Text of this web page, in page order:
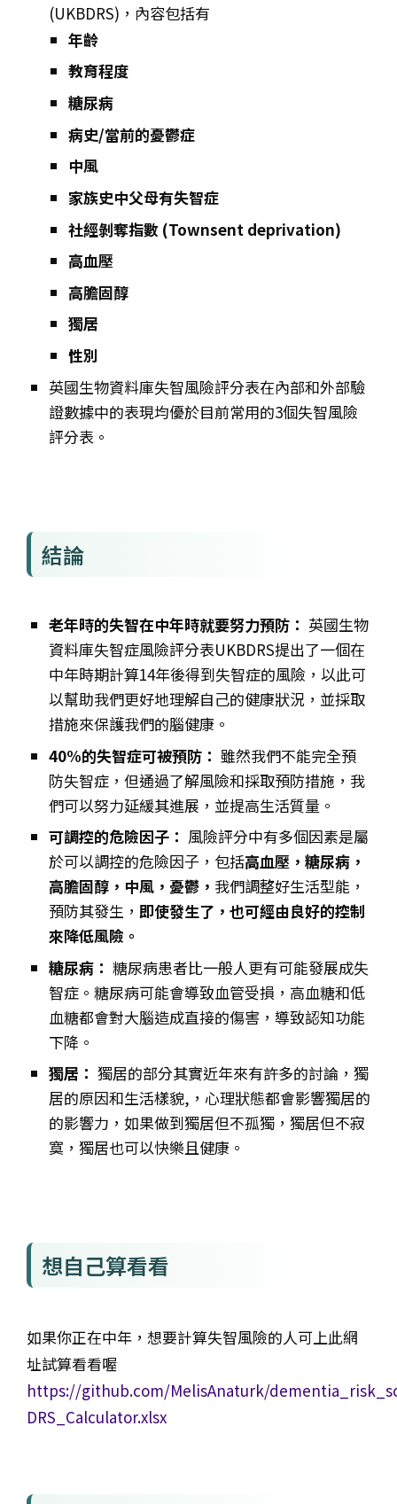
(UKBDRS)，內容包括有
年齡
教育程度
糖尿病
病史/當前的憂鬱症
中風
家族史中父母有失智症
社經剝奪指數 (Townsent deprivation)
高血壓
高膽固醇
獨居
性別
英國生物資料庫失智風險評分表在內部和外部驗
證數據中的表現均優於目前常用的3個失智風險
評分表。
結論
老年時的失智在中年時就要努力預防： 英國生物
資料庫失智症風險評分表UKBDRS提出了一個在
中年時期計算14年後得到失智症的風險，以此可
以幫助我們更好地理解自己的健康狀況，並採取
措施來保護我們的腦健康。
40%的失智症可被預防： 雖然我們不能完全預
防失智症，但通過了解風險和採取預防措施，我
們可以努力延緩其進展，並提高生活質量。
可調控的危險因子： 風險評分中有多個因素是屬
於可以調控的危險因子，包括高血壓，糖尿病，
高膽固醇，中風，憂鬱， 我們調整好生活型能，
預防其發生， 即使發生了，也可經由良好的控制
來降低風險。
糖尿病： 糖尿病患者比一般人更有可能發展成失
智症。糖尿病可能會導致血管受損，高血糖和低
血糖都會對大腦造成直接的傷害，導致認知功能
下降。
獨居： 獨居的部分其實近年來有許多的討論，獨
居的原因和生活樣貌,，心理狀態都會影響獨居的
的影響力，如果做到獨居但不孤獨，獨居但不寂
寞，獨居也可以快樂且健康。
想自己算看看
如果你正在中年，想要計算失智風險的人可上此網
址試算看看喔
https://github.com/MelisAnaturk/
DRS_Calculator.xlsx